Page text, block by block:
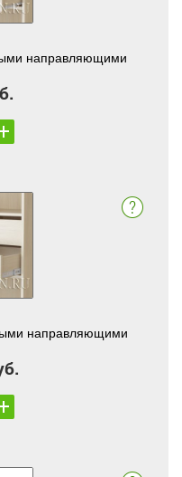
направляющими
направляющими